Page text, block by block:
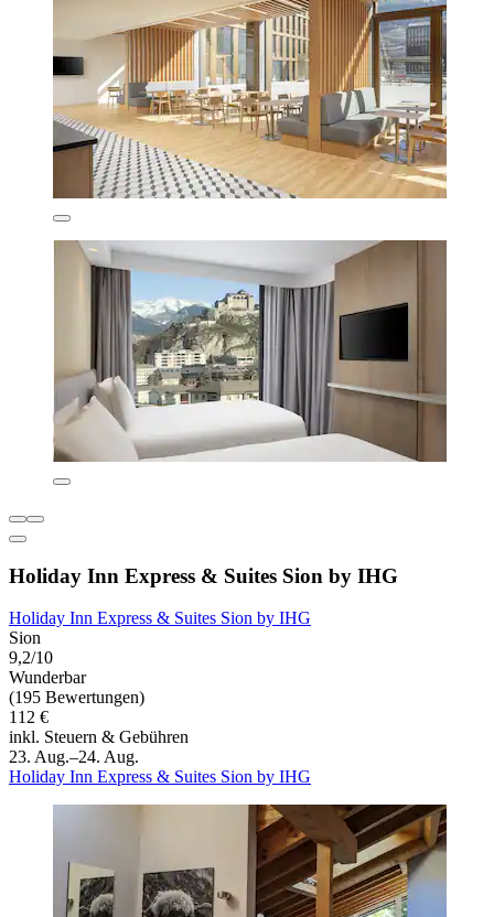
Holiday Inn Express & Suites Sion by IHG
Holiday Inn Express & Suites Sion by IHG
Sion
9,2/10
Wunderbar
(195 Bewertungen)
112 €
inkl. Steuern & Gebühren
23. Aug.–24. Aug.
Holiday Inn Express & Suites Sion by IHG